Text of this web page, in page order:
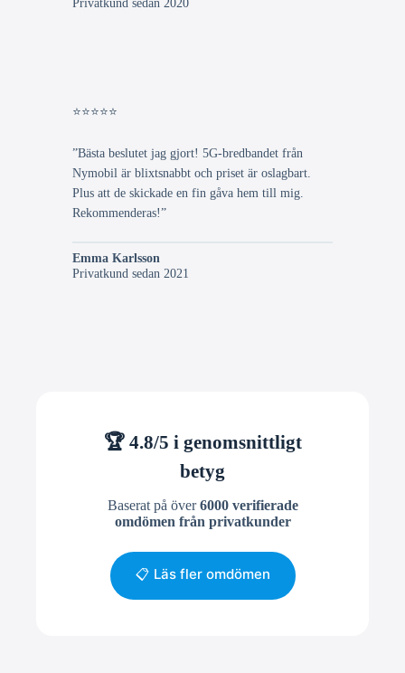
⭐⭐⭐⭐⭐
”Bästa beslutet jag gjort! 5G-bredbandet från
Nymobil är blixtsnabbt och priset är oslagbart.
Plus att de skickade en fin gåva hem till mig.
Rekommenderas!”
Emma Karlsson
Privatkund sedan 2021
🏆 4.8/5 i genomsnittligt
betyg
Baserat på över6000 verifierade
omdömen från privatkunder
📋 Läs fler omdömen